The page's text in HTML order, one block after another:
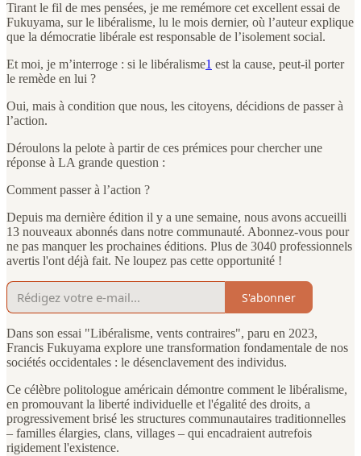
Tirant le fil de mes pensées, je me remémore cet excellent essai de
Fukuyama, sur le libéralisme, lu le mois dernier, où l’auteur explique
que la démocratie libérale est responsable de l’isolement social.
Et moi, je m’interroge : si le libéralisme1 est la cause, peut-il porter
le remède en lui ?
Oui, mais à condition que nous, les citoyens, décidions de passer à
l’action.
Déroulons la pelote à partir de ces prémices pour chercher une
réponse à LA grande question :
Comment passer à l’action ?
Depuis ma dernière édition il y a une semaine, nous avons accueilli
13 nouveaux abonnés dans notre communauté. Abonnez-vous pour
ne pas manquer les prochaines éditions. Plus de 3040 professionnels
avertis l'ont déjà fait. Ne loupez pas cette opportunité !
S'abonner
Dans son essai "Libéralisme, vents contraires", paru en 2023,
Francis Fukuyama explore une transformation fondamentale de nos
sociétés occidentales : le désenclavement des individus.
Ce célèbre politologue américain démontre comment le libéralisme,
en promouvant la liberté individuelle et l'égalité des droits, a
progressivement brisé les structures communautaires traditionnelles
– familles élargies, clans, villages – qui encadraient autrefois
rigidement l'existence.